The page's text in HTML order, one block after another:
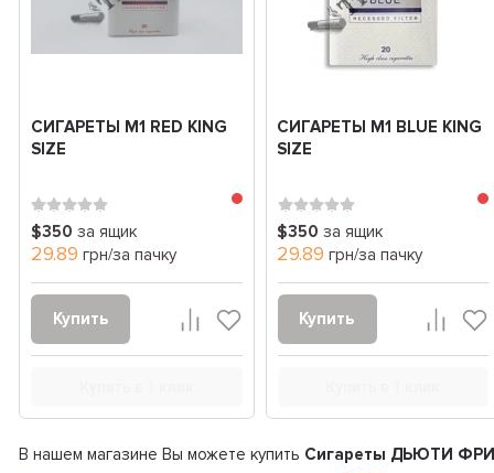
СИГАРЕТЫ M1 RED KING
SIZE
$350 за ящик
29.89 грн/за пачку
Купить
СИГАРЕТЫ M1 BLUE KING
SIZE
$350 за ящик
29.89 грн/за пачку
Купить
В нашем магазине Вы можете купить Сигареты ДЬЮТИ ФРИ